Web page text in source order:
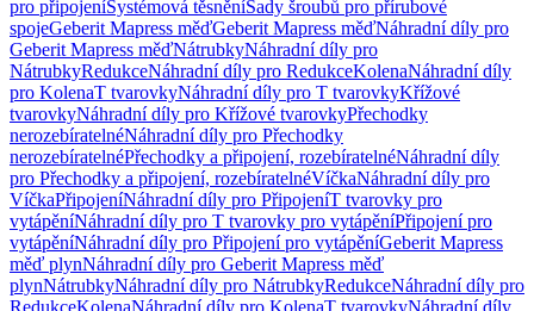
pro připojeníSystémová těsněníSady šroubů pro přírubové
spojeGeberit Mapress měďGeberit Mapress měďNáhradní díly pro
Geberit Mapress měďNátrubkyNáhradní díly pro
NátrubkyRedukceNáhradní díly pro RedukceKolenaNáhradní díly
pro KolenaT tvarovkyNáhradní díly pro T tvarovkyKřížové
tvarovkyNáhradní díly pro Křížové tvarovkyPřechodky
nerozebíratelnéNáhradní díly pro Přechodky
nerozebíratelnéPřechodky a připojení, rozebíratelnéNáhradní díly
pro Přechodky a připojení, rozebíratelnéVíčkaNáhradní díly pro
VíčkaPřipojeníNáhradní díly pro PřipojeníT tvarovky pro
vytápěníNáhradní díly pro T tvarovky pro vytápěníPřipojení pro
vytápěníNáhradní díly pro Připojení pro vytápěníGeberit Mapress
měď plynNáhradní díly pro Geberit Mapress měď
plynNátrubkyNáhradní díly pro NátrubkyRedukceNáhradní díly pro
RedukceKolenaNáhradní díly pro KolenaT tvarovkyNáhradní díly